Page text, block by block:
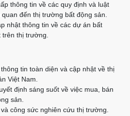
thông tin về các quy định và luật
đến thị trường bất động sản.
nhật thông tin về các dự án bất
thị trường.
tin toàn diện và cập nhật về thị
Việt Nam.
định sáng suốt về việc mua, bán
sản.
công sức nghiên cứu thị trường.